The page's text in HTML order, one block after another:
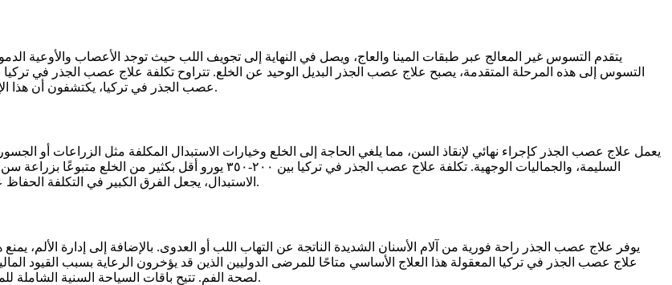
يتقدم التسوس غير المعالج عبر طبقات المينا والعاج، ويصل في النهاية إلى تجويف اللب حيث توجد الأعصاب والأوعية
عصب الجذر في تركيا، يكتشفون أن هذا الإجراء الأساسي متاح وبأسعار معقولة، مما يجعل الحفاظ على السن ممكنًا ماليًا.
يعمل علاج عصب الجذر كإجراء نهائي لإنقاذ السن، مما يلغي الحاجة إلى الخلع وخيارات الاستبدال المكلفة مثل الزراعات أو
الاستبدال، يجعل الفرق الكبير في التكلفة الحفاظ على السن ميزة طبية ومالية للمرضى الدوليين الباحثين عن رعاية عالية الجودة.
يوفر علاج عصب الجذر راحة فورية من آلام الأسنان الشديدة الناتجة عن التهاب اللب أو العدوى. بالإضافة إلى إدارة الألم،
علاج عصب الجذر في تركيا المعقولة هذا العلاج الأساسي متاحًا للمرضى الدوليين الذين قد يؤخرون الرعاية بسبب القيود
لصحة الفم. تتيح باقات السياحة السنية الشاملة للمرضى معالجة عدة مشاكل في وقت واحد مع الاستمتاع بتوفير كبير في التكلفة.